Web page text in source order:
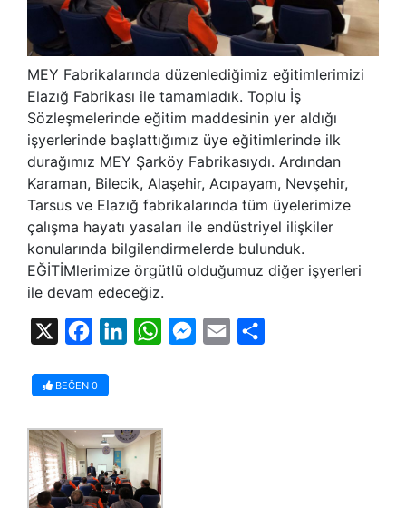
MEY Fabrikalarında düzenlediğimiz eğitimlerimizi
Elazığ Fabrikası ile tamamladık. Toplu İş
Sözleşmelerinde eğitim maddesinin yer aldığı
işyerlerinde başlattığımız üye eğitimlerinde ilk
durağımız MEY Şarköy Fabrikasıydı. Ardından
Karaman, Bilecik, Alaşehir, Acıpayam, Nevşehir,
Tarsus ve Elazığ fabrikalarında tüm üyelerimize
çalışma hayatı yasaları ile endüstriyel ilişkiler
konularında bilgilendirmelerde bulunduk.
EĞİTİMlerimize örgütlü olduğumuz diğer işyerleri
ile devam edeceğiz.
FacebookLinkedInWhatsAppMessenger
Email
BEĞEN 0